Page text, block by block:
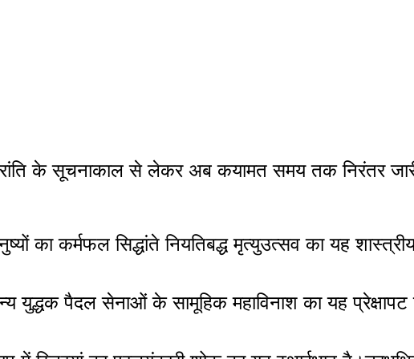
क्रांति के सूचनाकाल से लेकर अब कयामत समय तक निरंतर
का कर्मफल सिद्धांते नियतिबद्ध मृत्युउत्सव का यह
युद्धक पैदल सेनाओं के सामूहिक महाविनाश का यह